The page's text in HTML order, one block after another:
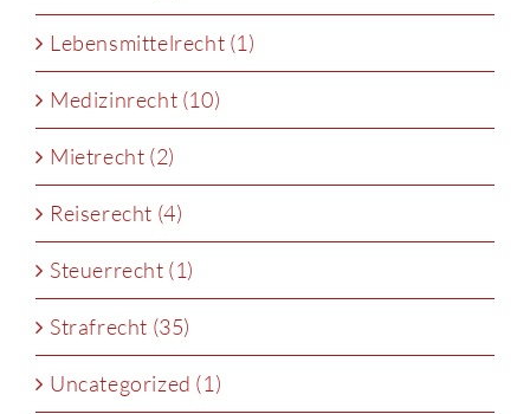
Lebensmittelrecht (1)
Medizinrecht (10)
Mietrecht (2)
Reiserecht (4)
Steuerrecht (1)
Strafrecht (35)
Uncategorized (1)